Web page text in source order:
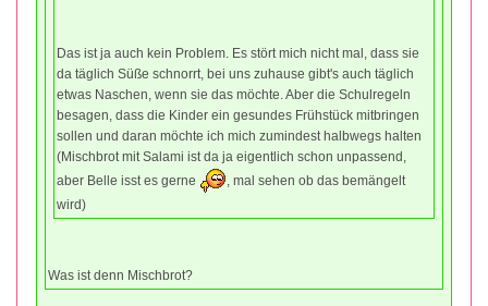
Das ist ja auch kein Problem. Es stört mich nicht mal, dass sie
da täglich Süße schnorrt, bei uns zuhause gibt's auch täglich
etwas Naschen, wenn sie das möchte. Aber die Schulregeln
besagen, dass die Kinder ein gesundes Frühstück mitbringen
sollen und daran möchte ich mich zumindest halbwegs halten
(Mischbrot mit Salami ist da ja eigentlich schon unpassend,
aber Belle isst es gerne
, mal sehen ob das bemängelt
wird)
Was ist denn Mischbrot?